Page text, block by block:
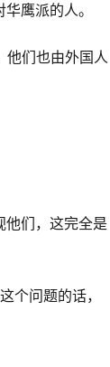
鹰派的人。
他们也由外国人
他们，这完全是
个问题的话，